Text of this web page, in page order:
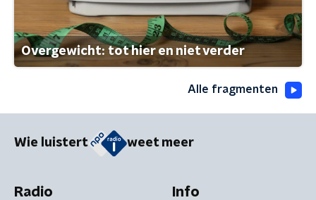
Overgewicht: tot hier en niet verder
Alle fragmenten
Wie luistert weet meer
Radio Info